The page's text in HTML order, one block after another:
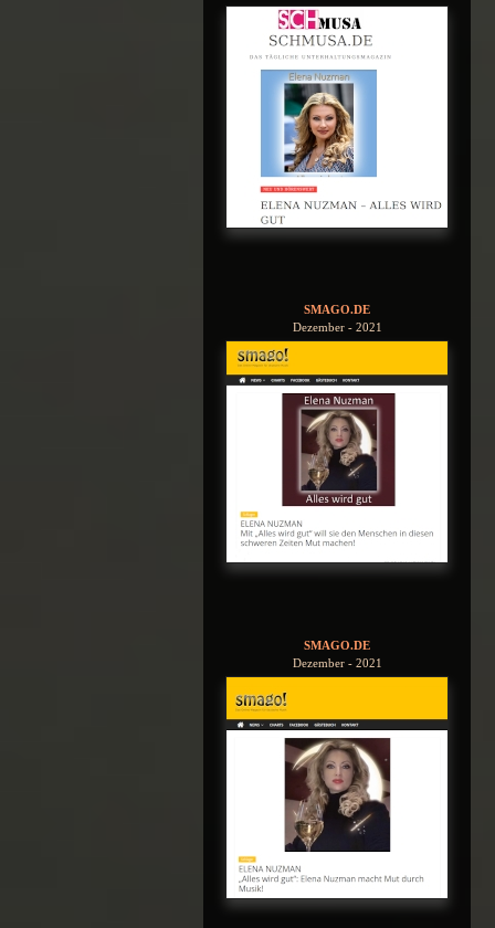
SMAGO.DE
Dezember - 2021
SMAGO.DE
Dezember - 2021